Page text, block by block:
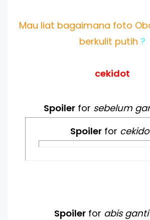
Mau liat bagaimana foto
berkulit putih ?
cekidot
Spoiler for sebelum
Spoilerfor
Spoilerfor abis